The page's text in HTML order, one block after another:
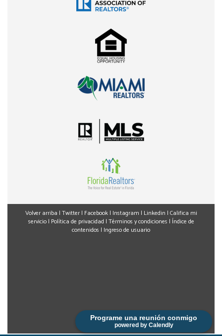
Programe una reunión conmigo
powered by Calendly
Volver arriba | Twitter| Facebook| Instagram | Linkedin | Califica mi
servicio| Política de privacidad | Términos y condiciones | Índice de
contenidos | Ingreso de usuario